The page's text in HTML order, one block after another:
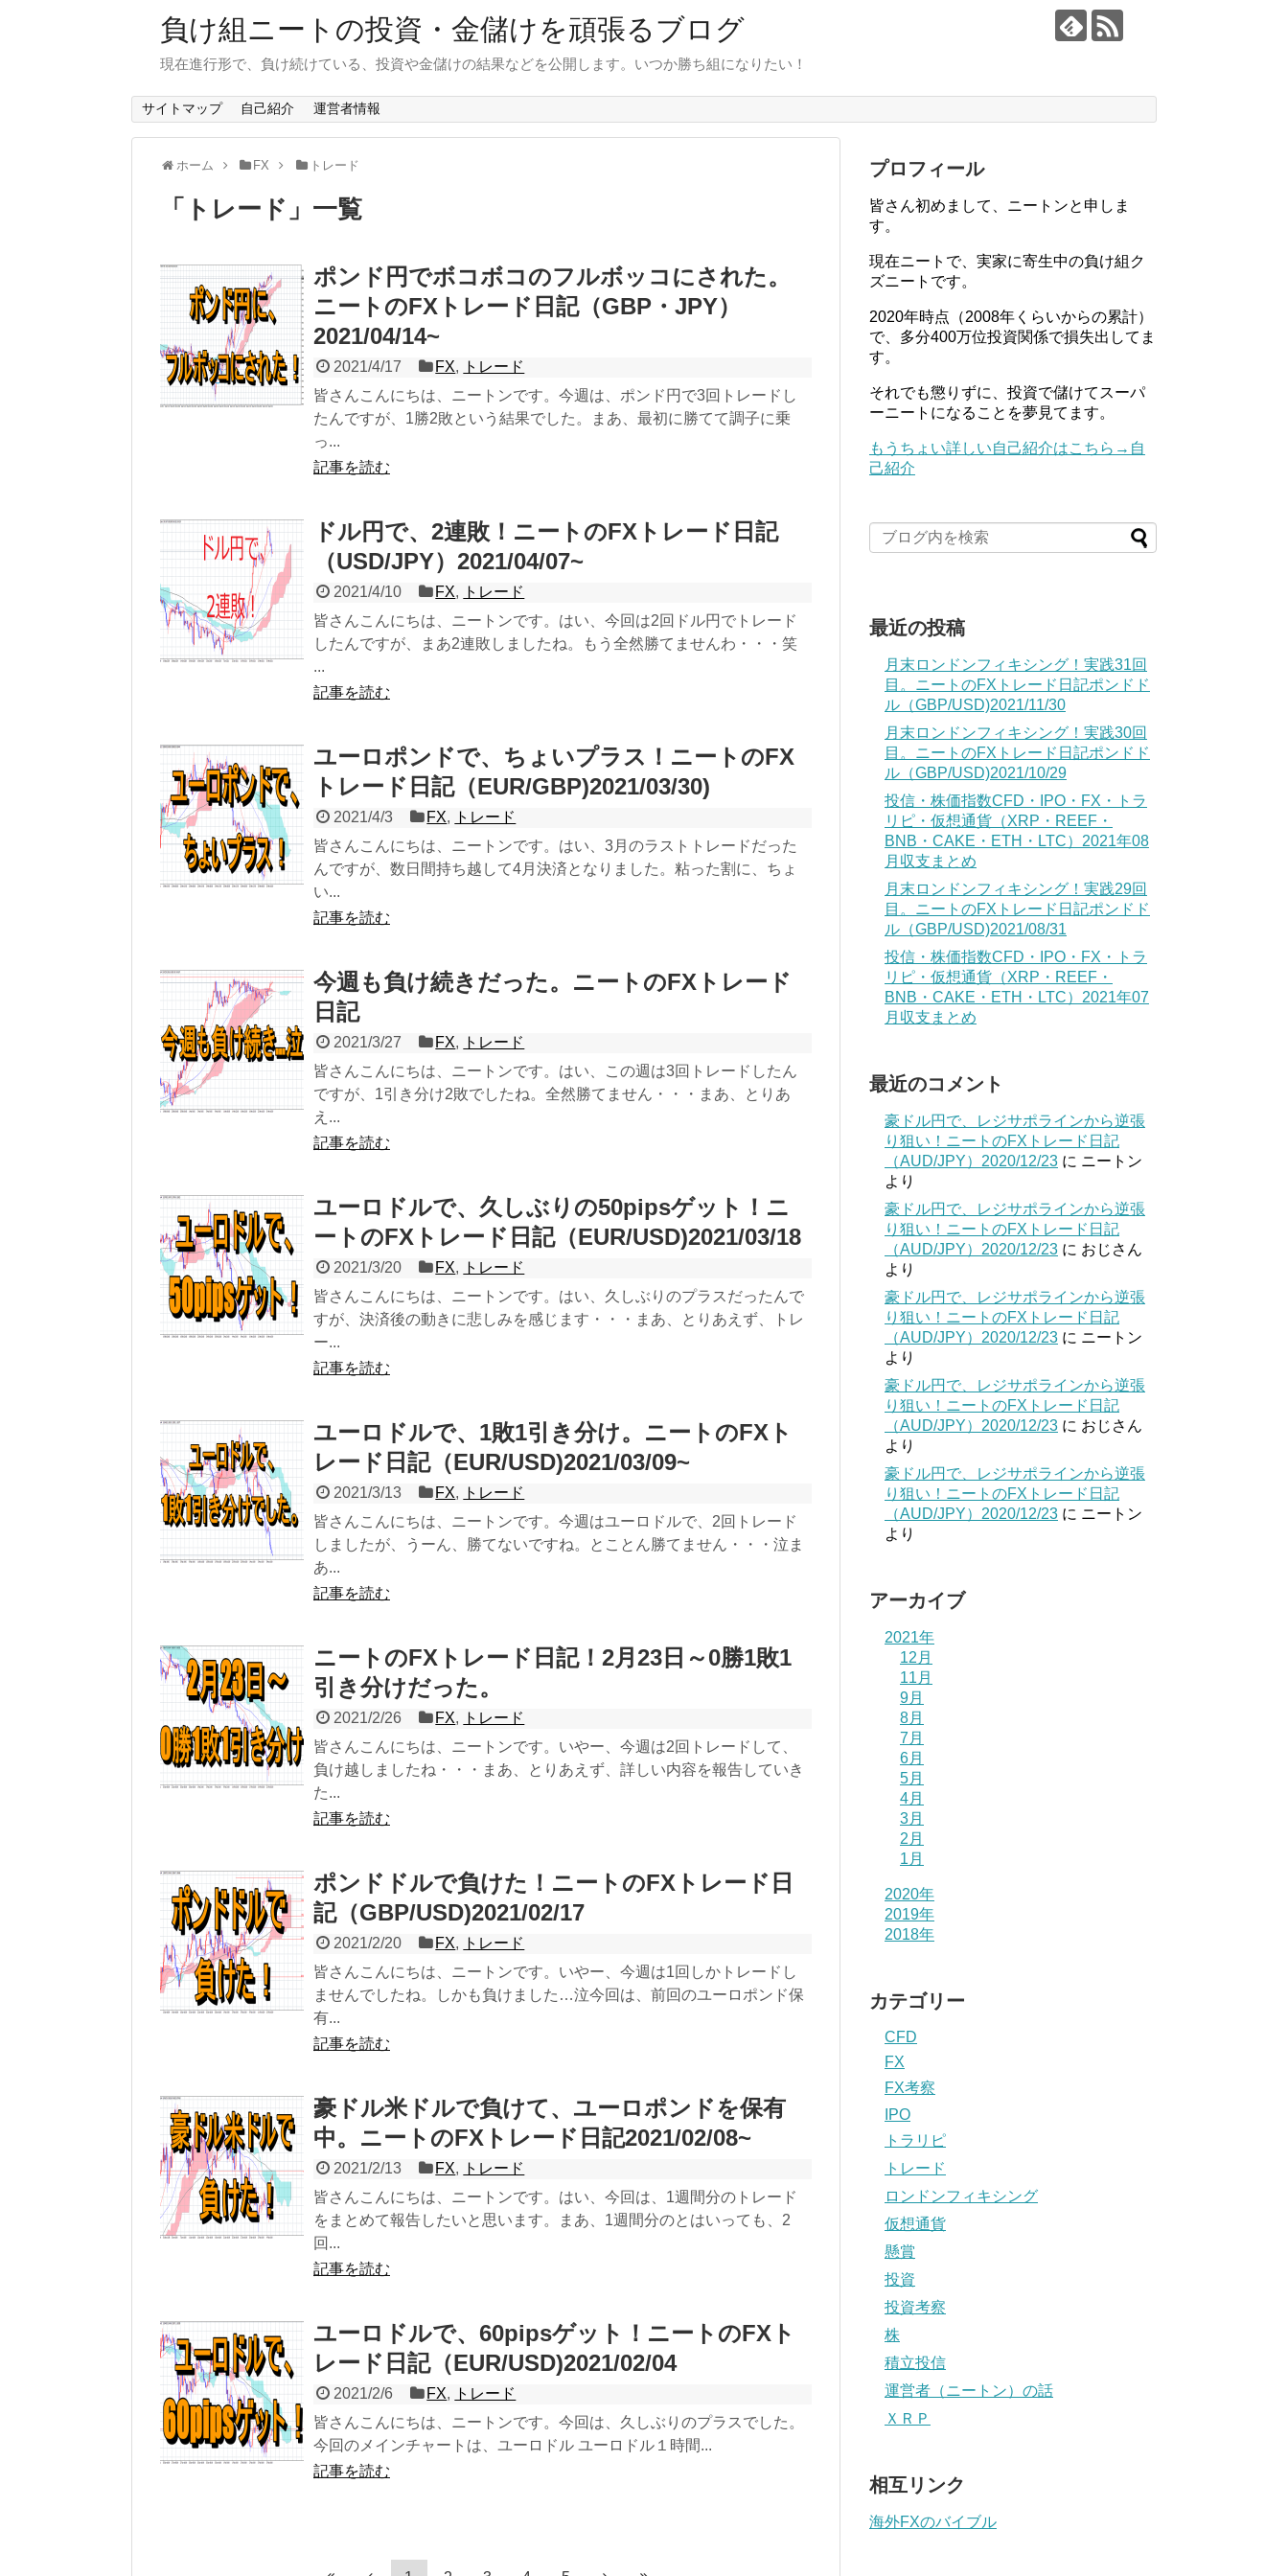
負け組ニートの投資・金儲けを頑張るブログ
現在進行形で、負け続けている、投資や金儲けの結果などを公開します。いつか勝ち組になりたい！
サイトマップ 自己紹介 運営者情報
ホーム FX トレード
「 トレード 」 一覧
ポンド円でボコボコのフルボッコにされた。
ニートのFXトレード日記（GBP・JPY）
2021/04/14~
2021/4/17 FX,
トレード
皆さんこんにちは、ニートンです。今週は、ポンド円で3回トレードし
たんですが、1勝2敗という結果でした。まあ、最初に勝てて調子に乗
っ...
記事を読む
ドル円で、2連敗！ニートのFXトレード日記
（USD/JPY）2021/04/07~
2021/4/10 FX,
トレード
皆さんこんにちは、ニートンです。はい、今回は2回ドル円でトレード
したんですが、まあ2連敗しましたね。もう全然勝てませんわ・・・笑
...
記事を読む
ユーロポンドで、ちょいプラス！ニートのFX
トレード日記（EUR/GBP)2021/03/30)
2021/4/3 FX,
トレード
皆さんこんにちは、ニートンです。はい、3月のラストトレードだった
んですが、数日間持ち越して4月決済となりました。粘った割に、ちょ
い...
記事を読む
今週も負け続きだった。ニートのFXトレード
日記
2021/3/27 FX,
トレード
皆さんこんにちは、ニートンです。はい、この週は3回トレードしたん
ですが、1引き分け2敗でしたね。全然勝てません・・・まあ、とりあ
え...
記事を読む
ユーロドルで、久しぶりの50pipsゲット！ニ
ートのFXトレード日記（EUR/USD)2021/03/18
2021/3/20 FX,
トレード
皆さんこんにちは、ニートンです。はい、久しぶりのプラスだったんで
すが、決済後の動きに悲しみを感じます・・・まあ、とりあえず、トレ
ー...
記事を読む
ユーロドルで、1敗1引き分け。ニートのFXト
レード日記（EUR/USD)2021/03/09~
2021/3/13 FX,
トレード
皆さんこんにちは、ニートンです。今週はユーロドルで、2回トレード
しましたが、うーん、勝てないですね。とことん勝てません・・・泣ま
あ...
記事を読む
ニートのFXトレード日記！2月23日～0勝1敗1
引き分けだった。
2021/2/26 FX,
トレード
皆さんこんにちは、ニートンです。いやー、今週は2回トレードして、
負け越しましたね・・・まあ、とりあえず、詳しい内容を報告していき
た...
記事を読む
ポンドドルで負けた！ニートのFXトレード日
記（GBP/USD)2021/02/17
2021/2/20 FX,
トレード
皆さんこんにちは、ニートンです。いやー、今週は1回しかトレードし
ませんでしたね。しかも負けました…泣今回は、前回のユーロポンド保
有...
記事を読む
豪ドル米ドルで負けて、ユーロポンドを保有
中。ニートのFXトレード日記2021/02/08~
2021/2/13 FX,
トレード
皆さんこんにちは、ニートンです。はい、今回は、1週間分のトレード
をまとめて報告したいと思います。まあ、1週間分のとはいっても、2
回...
記事を読む
ユーロドルで、60pipsゲット！ニートのFXト
レード日記（EUR/USD)2021/02/04
2021/2/6 FX,
トレード
皆さんこんにちは、ニートンです。今回は、久しぶりのプラスでした。
今回のメインチャートは、ユーロドル ユーロドル１時間...
記事を読む
プロフィール
皆さん初めまして、ニートンと申しま
す。
現在ニートで、実家に寄生中の負け組ク
ズニートです。
2020年時点（2008年くらいからの累計）
で、多分400万位投資関係で損失出してま
す。
それでも懲りずに、投資で儲けてスーパ
ーニートになることを夢見てます。
もうちょい詳しい自己紹介はこちら→自
己紹介
最近の投稿
月末ロンドンフィキシング！実践31回
目。ニートのFXトレード日記ポンドド
ル（GBP/USD)2021/11/30
月末ロンドンフィキシング！実践30回
目。ニートのFXトレード日記ポンドド
ル（GBP/USD)2021/10/29
投信・株価指数CFD・IPO・FX・トラ
リピ・仮想通貨（XRP・REEF・
BNB・CAKE・ETH・LTC）2021年08
月収支まとめ
月末ロンドンフィキシング！実践29回
目。ニートのFXトレード日記ポンドド
ル（GBP/USD)2021/08/31
投信・株価指数CFD・IPO・FX・トラ
リピ・仮想通貨（XRP・REEF・
BNB・CAKE・ETH・LTC）2021年07
月収支まとめ
最近のコメント
豪ドル円で、レジサポラインから逆張
り狙い！ニートのFXトレード日記
（AUD/JPY）2020/12/23 に ニートン
より
豪ドル円で、レジサポラインから逆張
り狙い！ニートのFXトレード日記
（AUD/JPY）2020/12/23 に おじさん
より
豪ドル円で、レジサポラインから逆張
り狙い！ニートのFXトレード日記
（AUD/JPY）2020/12/23 に ニートン
より
豪ドル円で、レジサポラインから逆張
り狙い！ニートのFXトレード日記
（AUD/JPY）2020/12/23 に おじさん
より
豪ドル円で、レジサポラインから逆張
り狙い！ニートのFXトレード日記
（AUD/JPY）2020/12/23 に ニートン
より
アーカイブ
2021年
12月
11月
9月
8月
7月
6月
5月
4月
3月
2月
1月
2020年
2019年
2018年
カテゴリー
CFD
FX
FX考察
IPO
トラリピ
トレード
ロンドンフィキシング
仮想通貨
懸賞
投資
投資考察
株
積立投信
運営者（ニートン）の話
ＸＲＰ
相互リンク
海外FXのバイブル